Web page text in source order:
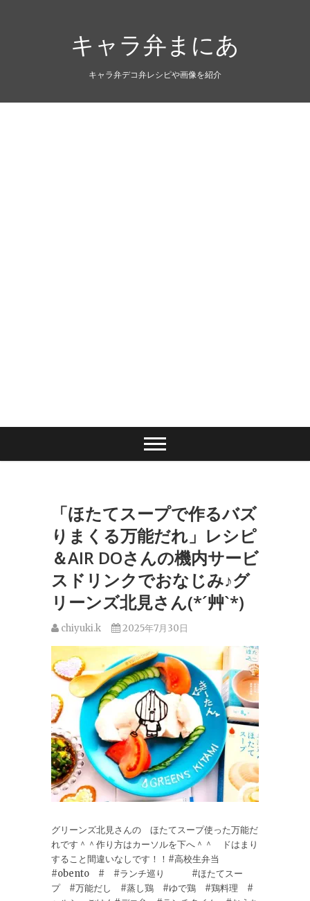
キャラ弁まにあ
キャラ弁デコ弁レシピや画像を紹介
「ほたてスープで作るバズ
りまくる万能だれ」レシピ
＆AIR DOさんの機内サービ
スドリンクでおなじみ♪グ
リーンズ北見さん(*´艸`*)
chiyuki.k 2025年7月30日
グリーンズ北見さんの ほたてスープ使った万能だ
れです＾＾作り方はカーソルを下へ＾＾ ドはまり
すること間違いなしです！！#高校生弁当
#obento # #ランチ巡り #ほたてスー
プ #万能だし #蒸し鶏 #ゆで鶏 #鶏料理 #